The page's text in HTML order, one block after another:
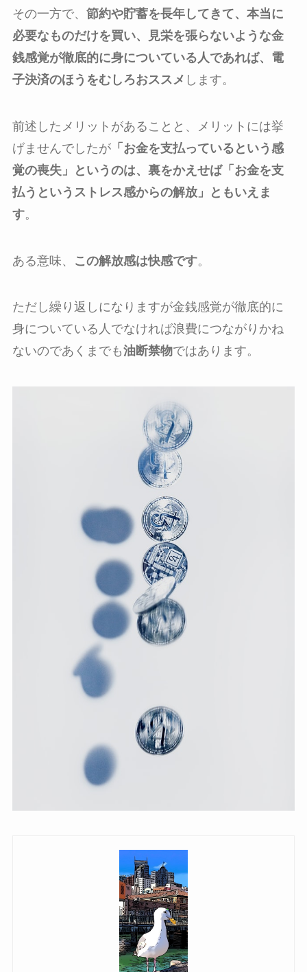
その一方で、 節約や貯蓄を長年してきて、本当に
必要なものだけを買い、見栄を張らないような金
銭感覚が徹底的に身についている人であれば、電
子決済のほうをむしろおススメ します。
前述したメリットがあることと、メリットには挙
げませんでしたが「お金を支払っているという感
覚の喪失」というのは、裏をかえせば「お金を支
払うというストレス感からの解放」ともいえま
す。
ある意味、 この解放感は快感です。
ただし繰り返しになりますが金銭感覚が徹底的に
身についている人でなければ浪費につながりかね
ないのであくまでも油断禁物ではあります。